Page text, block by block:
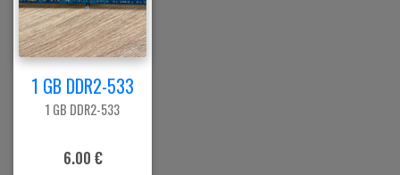
1 GB DDR2-533
1 GB DDR2-533
6.00 €